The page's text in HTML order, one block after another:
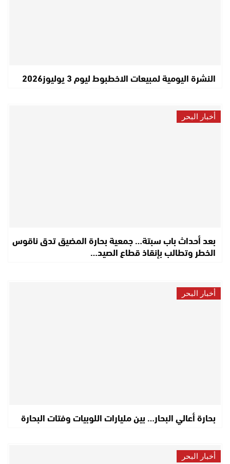
النشرة اليومية لمبيعات الاخطبوط ليوم 3 يوليوز2026
أخبار البحر
بعد أحداث باب سبتة… جمعية بحارة المضيق تدق ناقوس
الخطر وتطالب بإنقاذ قطاع الصيد…
أخبار البحر
بحارة أعالي البحار… بين مليارات اللوبيات وفتات البحارة
أخبار البحر